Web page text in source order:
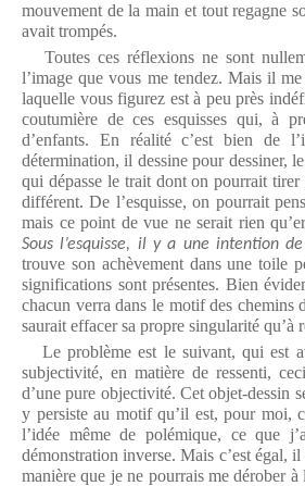
mouvement de la main et tout regagne
avait trompés.
Toutes ces réflexions ne sont
l’image que vous me tendez. Mais il
laquelle vous figurez est à peu près
coutumière de ces esquisses qui, à
d’enfants. En réalité c’est bien de
détermination, il dessine pour dessiner,
qui dépasse le trait dont on pourrait
différent. De l’esquisse, on pourrait
mais ce point de vue ne serait rien
Sous l’esquisse, il y a une intention
trouve son achèvement dans une toile
significations sont présentes. Bien
chacun verra dans le motif des chemins
saurait effacer sa propre singularité qu’à
Le problème est le suivant, qui est
subjectivité, en matière de ressenti,
d’une pure objectivité. Cet objet-dessin
y persiste au motif qu’il est, pour moi,
l’idée même de polémique, ce que
démonstration inverse. Mais c’est égal,
manière que je ne pourrais me dérober